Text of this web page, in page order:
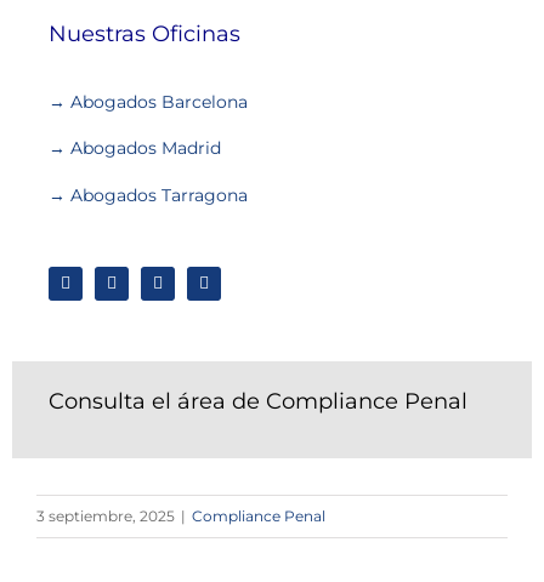
Nuestras Oficinas
→ Abogados Barcelona
→ Abogados Madrid
→ Abogados Tarragona
Consulta el área de Compliance Penal
3 septiembre, 2025 | Compliance Penal